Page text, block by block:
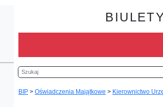
Szukaj
BIP > Oświadczenia Majątkowe > Kierownictwo